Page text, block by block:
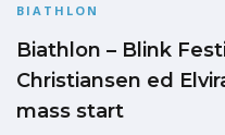
BIATHLON
Biathlon – Blink
Christiansen ed
mass start